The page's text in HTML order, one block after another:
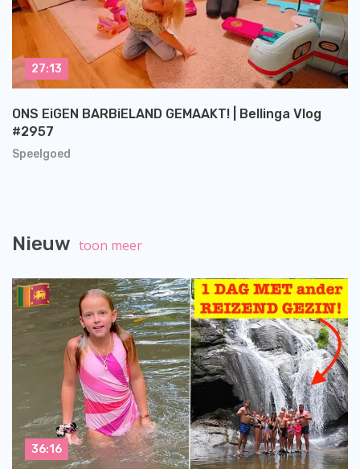
Speelgoed
ONS EiGEN BARBiELAND GEMAAKT! | Bellinga Vlog
#2957
27:13
Nieuw toon meer
36:16